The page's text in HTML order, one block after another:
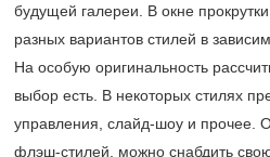
будущей галереи. В окне
разных вариантов стилей в
На особую оригинальность
выбор есть. В некоторых стилях
управления, слайд-шоу и прочее.
флэш-стилей, можно снабдить